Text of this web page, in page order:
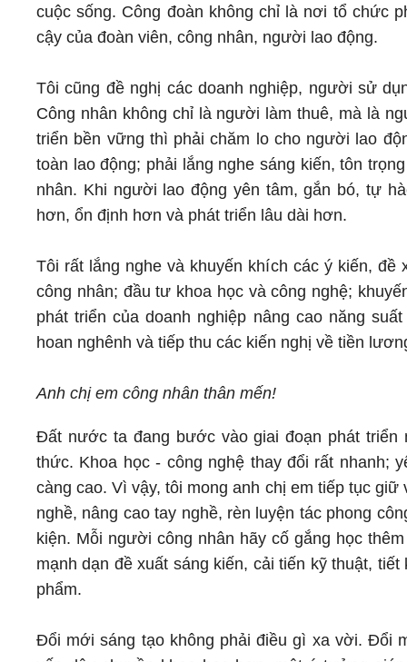
cuộc sống. Công đoàn không chỉ là nơi tổ chức
cậy của đoàn viên, công nhân, người lao động.
Tôi cũng đề nghị các doanh nghiệp, người sử
Công nhân không chỉ là người làm thuê, mà là
triển bền vững thì phải chăm lo cho người lao
toàn lao động; phải lắng nghe sáng kiến, tôn
nhân. Khi người lao động yên tâm, gắn bó, tự
hơn, ổn định hơn và phát triển lâu dài hơn.
Tôi rất lắng nghe và khuyến khích các ý kiến,
công nhân; đầu tư khoa học và công nghệ;
phát triển của doanh nghiệp nâng cao năng
hoan nghênh và tiếp thu các kiến nghị về tiền
Anh chị em công nhân thân mến!
Đất nước ta đang bước vào giai đoạn phát
thức. Khoa học - công nghệ thay đổi rất nhanh;
càng cao. Vì vậy, tôi mong anh chị em tiếp tục
nghề, nâng cao tay nghề, rèn luyện tác phong
kiện. Mỗi người công nhân hãy cố gắng học
mạnh dạn đề xuất sáng kiến, cải tiến kỹ thuật,
phẩm.
Đổi mới sáng tạo không phải điều gì xa vời. Đổi